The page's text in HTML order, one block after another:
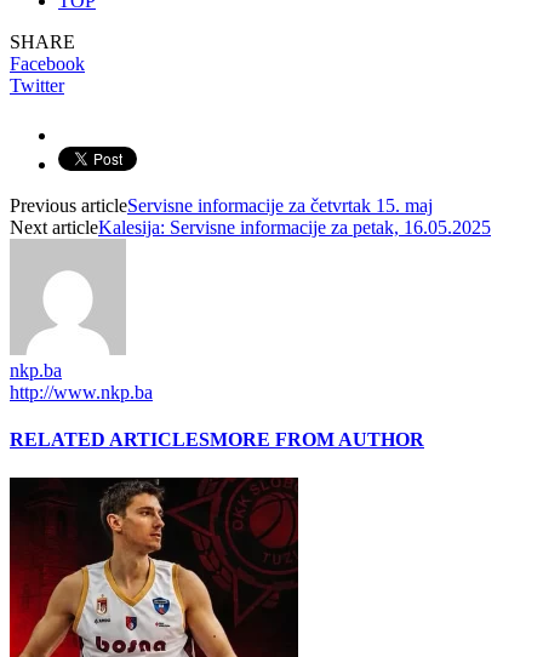
SHARE
Facebook
Twitter
Previous articleServisne informacije za četvrtak 15. maj
Next articleKalesija: Servisne informacije za petak, 16.05.2025
nkp.ba
http://www.nkp.ba
RELATED ARTICLESMORE FROM AUTHOR